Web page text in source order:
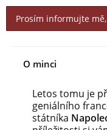
Prosím informujte
O minci
Letos tomu je
geniálního
státníka